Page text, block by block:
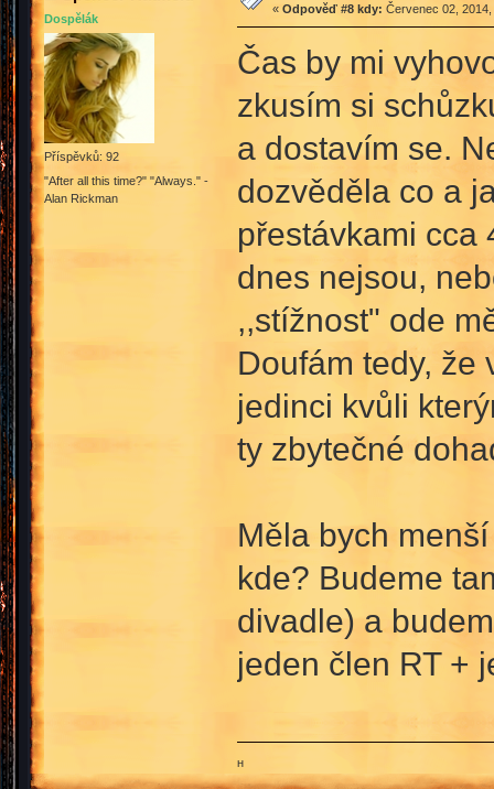
Dospělák
Příspěvků: 92
"After all this time?" "Always." -
Alan Rickman
« Odpověď #8 kdy: Červenec 02,
Čas by mi
zkusím si
a dostavím se.
dozvěděla co a
přestávkami cca
dnes nejsou,
,,stížnost" ode
Doufám tedy, že
jedinci kvůli
ty zbytečné
Měla bych
kde? Budeme
divadle) a
jeden člen RT +
ʜ